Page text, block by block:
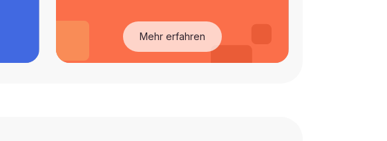
Mehr erfahren